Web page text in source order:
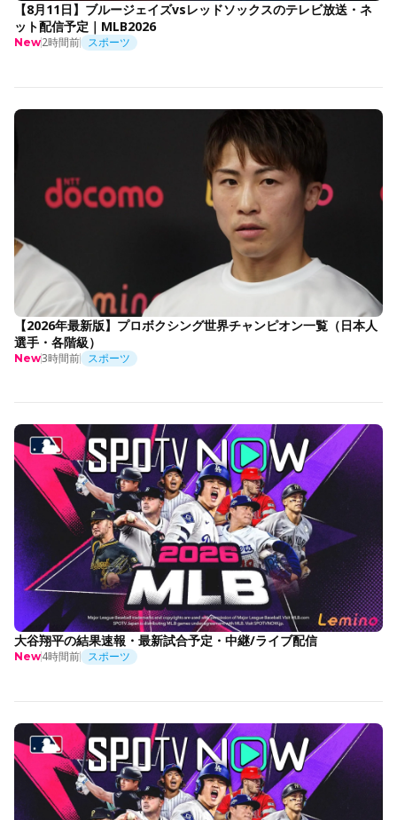
【8月11日】ブルージェイズvsレッドソックスのテレビ放送・ネ
ット配信予定｜MLB2026
New2時間前 スポーツ
【2026年最新版】プロボクシング世界チャンピオン一覧（日本人
選手・各階級）
New3時間前 スポーツ
大谷翔平の結果速報・最新試合予定・中継/ライブ配信
New4時間前 スポーツ